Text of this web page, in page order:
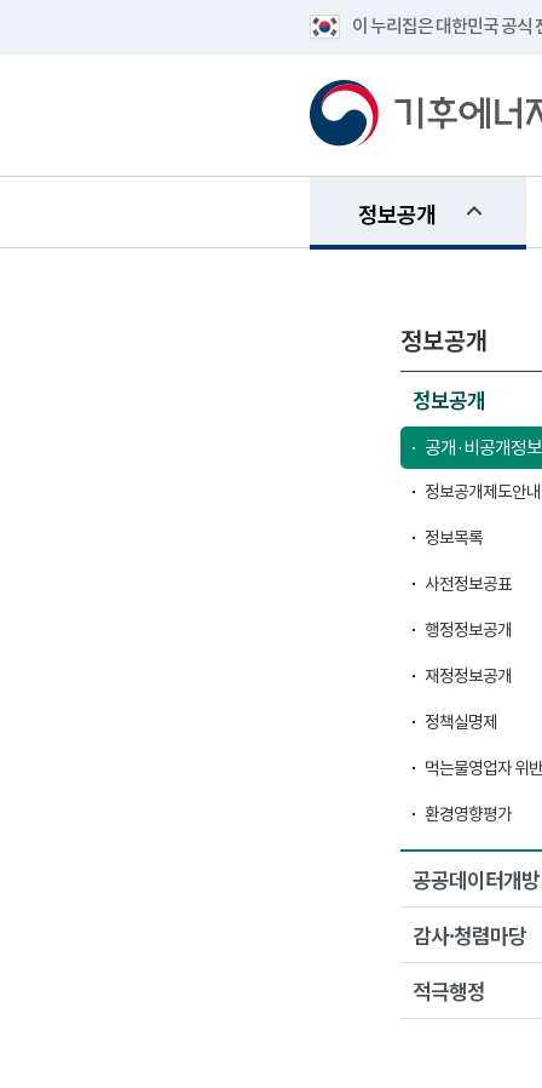
이 누리집은 대한민국 공식
정보공개
정보공개
정보공개
공개·비공개정보
정보공개제도안내
정보목록
사전정보공표
행정정보공개
재정정보공개
정책실명제
먹는물영업자 위
환경영향평가
공공데이터개방
감사·청렴마당
적극행정